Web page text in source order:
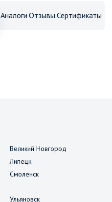
Аналоги Отзывы Сертификаты
Великий Новгород
Липецк
Смоленск
Ульяновск